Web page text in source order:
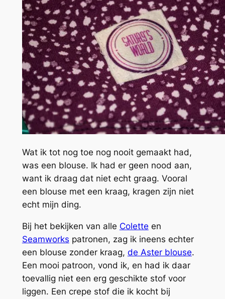
Wat ik tot nog toe nog nooit gemaakt had,
was een blouse. Ik had er geen nood aan,
want ik draag dat niet echt graag. Vooral
een blouse met een kraag, kragen zijn niet
echt mijn ding.
Bij het bekijken van alle Colette en
Seamworks patronen, zag ik ineens echter
een blouse zonder kraag, de Aster blouse.
Een mooi patroon, vond ik, en had ik daar
toevallig niet een erg geschikte stof voor
liggen. Een crepe stof die ik kocht bij